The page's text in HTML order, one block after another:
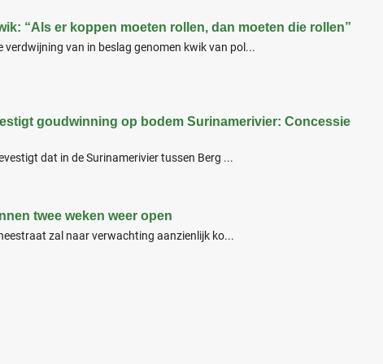
“Als er koppen moeten rollen, dan moeten die rollen”
van in beslag genomen kwik van pol...
goudwinning op bodem Surinamerivier: Concessie
dat in de Surinamerivier tussen Berg ...
twee weken weer open
zal naar verwachting aanzienlijk ko...